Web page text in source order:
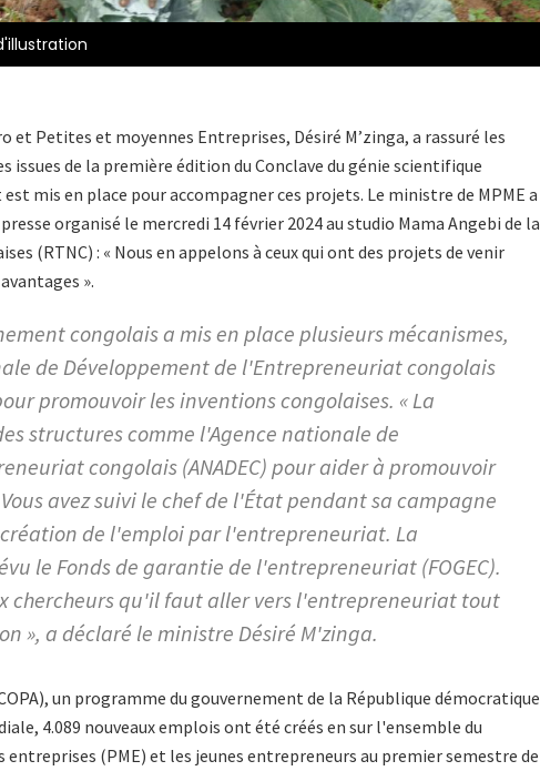
et Petites et moyennes Entreprises, Désiré M’zinga, a rassuré les
issues de la première édition du Conclave du génie scientifique
mis en place pour accompagner ces projets. Le ministre de MPME a
organisé le mercredi 14 février 2024 au studio Mama Angebi de la
(RTNC) : « Nous en appelons à ceux qui ont des projets de venir
».
congolais a mis en place plusieurs mécanismes,
de Développement de l'Entrepreneuriat congolais
promouvoir les inventions congolaises. « La
structures comme l'Agence nationale de
congolais (ANADEC) pour aider à promouvoir
avez suivi le chef de l'État pendant sa campagne
de l'emploi par l'entrepreneuriat. La
le Fonds de garantie de l'entrepreneuriat (FOGEC).
chercheurs qu'il faut aller vers l'entrepreneuriat tout
», a déclaré le ministre Désiré M'zinga.
un programme du gouvernement de la République démocratique
4.089 nouveaux emplois ont été créés en sur l'ensemble du
(PME) et les jeunes entrepreneurs au premier semestre de